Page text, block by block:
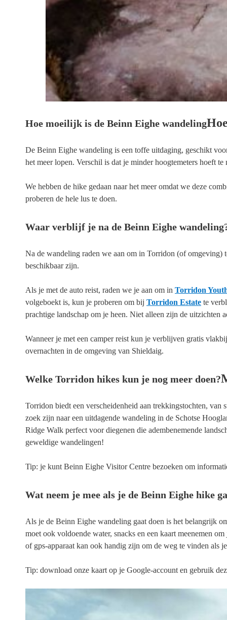
Hoe moeilijk is de Beinn Eighe wandeling
De Beinn Eighe wandeling is een toffe uitdaging, geschikt
het meer lopen. Verschil is dat je minder hoogtemeters hoeft te
We hebben de hike gedaan naar het meer omdat we deze
proberen de hele lus te doen.
Waar verblijf je na de Beinn Eighe
Na de wandeling raden we aan om in Torridon (of omgeving)
beschikbaar zijn.
Als je met de auto reist, raden we je aan om in Torridon
volgeboekt is, kun je proberen om bij Torridon Estate te
prachtige landschap om je heen. Niet alleen zijn de uitzichten
Wanneer je met een camper reist kun je verblijven gratis
overnachten in de omgeving van Shieldaig.
Welke Torridon hikes kun je nog meer doen?
Torridon biedt een verscheidenheid aan trekkingstochten,
zoek zijn naar een uitdagende wandeling in de Schotse
Ridge Walk perfect voor diegenen die adembenemende
geweldige wandelingen!
Tip: je kunt Beinn Eighe Visitor Centre bezoeken om
Wat neem je mee als je de Beinn Eighe hike
Als je de Beinn Eighe wandeling gaat doen is het belangrijk
moet ook voldoende water, snacks en een kaart meenemen
of gps-apparaat kan ook handig zijn om de weg te vinden als
Tip: download onze kaart op je Google-account en gebruik